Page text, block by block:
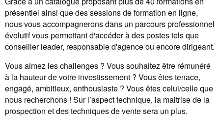
présentiel ainsi que des sessions de formation en ligne,
nous vous accompagnerons dans un parcours professionnel
évolutif vous permettant d'accéder à des postes tels que
conseiller leader, responsable d'agence ou encore dirigeant.
Vous aimez les challenges ? Vous souhaitez être rémunéré
à la hauteur de votre investissement ? Vous êtes tenace,
engagé, ambitieux, enthousiaste ? Vous êtes celui/celle que
nous recherchons ! Sur l’aspect technique, la maitrise de la
prospection et des techniques de vente sera un plus.